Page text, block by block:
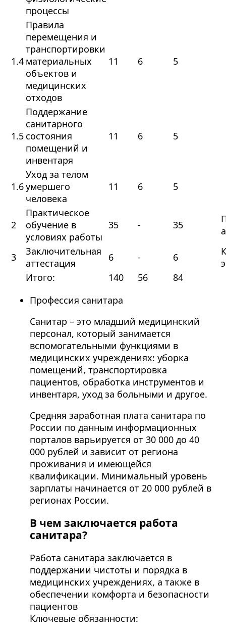
процессы
1.4
Правила
перемещения и
транспортировки
материальных
объектов и
медицинских
отходов
11 6 5
1.5
Поддержание
санитарного
состояния
помещений и
инвентаря
11 6 5
1.6
Уход за телом
умершего
человека
11 6 5
2
Практическое
обучение в
условиях работы
35 - 35
3
Заключительная
аттестация
6 - 6
Итого:
140 56
84
Профессия санитара
Санитар – это младший медицинский
персонал, который занимается
вспомогательными функциями в
медицинских учреждениях: уборка
помещений, транспортировка
пациентов, обработка инструментов и
инвентаря, уход за больными и другое.
Средняя заработная плата санитара по
России по данным информационных
порталов варьируется от 30 000 до 40
000 рублей и зависит от региона
проживания и имеющейся
квалификации. Минимальный уровень
зарплаты начинается от 20 000 рублей в
регионах России.
В чем заключается работа
санитара?
Работа санитара заключается в
поддержании чистоты и порядка в
медицинских учреждениях, а также в
обеспечении комфорта и безопасности
пациентов
Ключевые обязанности: